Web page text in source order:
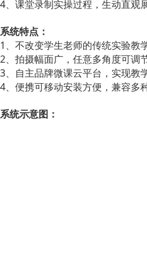
4、课堂录制实操过程，生动直观
系统特点：
1、不改变学生老师的传统实验教
2、拍摄幅面广，任意多角度可调
3、自主品牌微课云平台，实现教
4、便携可移动安装方便，兼容多
系统示意图：